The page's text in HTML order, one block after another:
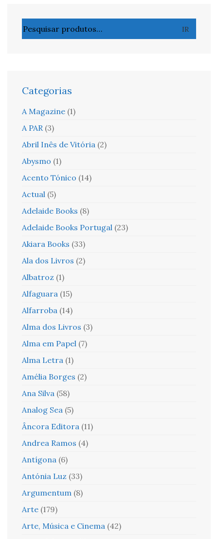
por:
IR
Categorias
A Magazine (1)
A PAR (3)
Abril Inês de Vitória (2)
Abysmo (1)
Acento Tónico (14)
Actual (5)
Adelaide Books (8)
Adelaide Books Portugal (23)
Akiara Books (33)
Ala dos Livros (2)
Albatroz (1)
Alfaguara (15)
Alfarroba (14)
Alma dos Livros (3)
Alma em Papel (7)
Alma Letra (1)
Amélia Borges (2)
Ana Silva (58)
Analog Sea (5)
Âncora Editora (11)
Andrea Ramos (4)
Antígona (6)
Antónia Luz (33)
Argumentum (8)
Arte (179)
Arte, Música e Cinema (42)